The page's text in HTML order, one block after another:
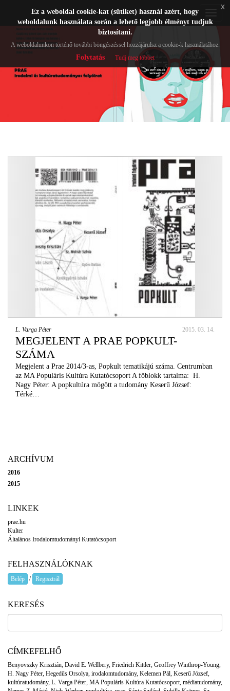
Toggle
L. Varga Péter 2015. 03. 14.
MEGJELENT A PRAE POPKULT-
SZÁMA
Megjelent a Prae 2014/3-as, Popkult tematikájú száma. Centrumban
az MA Populáris Kultúra Kutatócsoport A főblokk tartalma: H.
Nagy Péter: A popkultúra mögött a tudomány Keserű József:
Térké…
ARCHÍVUM
2016
2015
LINKEK
prae.hu
Kulter
Általános Irodalomtudományi Kutatócsoport
FELHASZNÁLÓKNAK
Belép / Regisztrál
KERESÉS
CÍMKEFELHŐ
Benyovszky Krisztián, David E. Wellbery, Friedrich Kittler, Geoffrey Winthrop-Young,
H. Nagy Péter, Hegedűs Orsolya, irodalomtudomány, Kelemen Pál, Keserű József,
kultúratudomány, L. Varga Péter, MA Populáris Kultúra Kutatócsoport, médiatudomány,
Ez a weboldal cookie-kat (sütiket) használ azért, hogy
weboldalunk használata során a lehető legjobb élményt tudjuk
biztosítani.
A weboldalunkon történő további böngészéssel hozzájárulsz a cookie-k használatához.
Folytatás Tudj meg többet
x